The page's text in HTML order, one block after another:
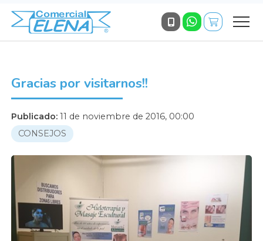
Gracias por visitarnos!!
Publicado: 11 de noviembre de 2016, 00:00
CONSEJOS